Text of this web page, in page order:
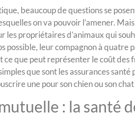
beaucoup de questions se
on va pouvoir l’amener. Mais
les propriétaires d’animaux qui
possible, leur compagnon à quatre
que peut représenter le coût des
que sont les assurances santé
une pour son chien ou son
: la santé